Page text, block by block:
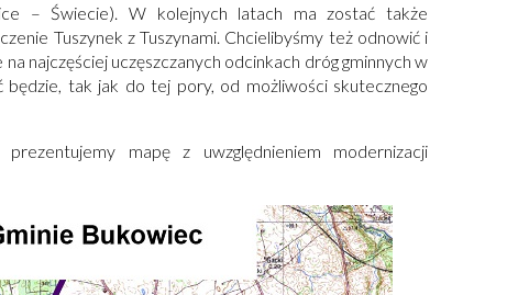
– Świecie). W kolejnych latach ma zostać także
Tuszynek z Tuszynami. Chcielibyśmy też odnowić i
najczęściej uczęszczanych odcinkach dróg gminnych w
będzie, tak jak do tej pory, od możliwości skutecznego
mapę z uwzględnieniem modernizacji